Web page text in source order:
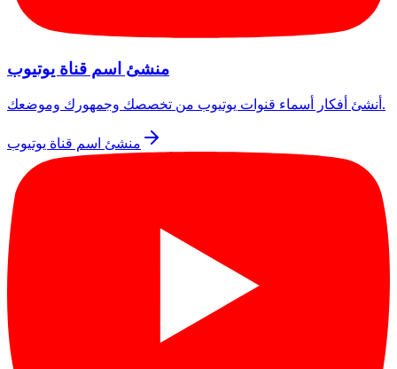
منشئ اسم قناة يوتيوب
أنشئ أفكار أسماء قنوات يوتيوب من تخصصك وجمهورك وموضعك.
منشئ اسم قناة يوتيوب